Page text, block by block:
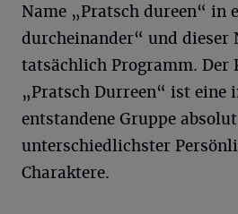
Name „Pratsch dureen“ in
durcheinander“ und dieser
tatsächlich Programm. Der
„Pratsch Durreen“ ist eine
entstandene Gruppe absolut
unterschiedlichster
Charaktere.